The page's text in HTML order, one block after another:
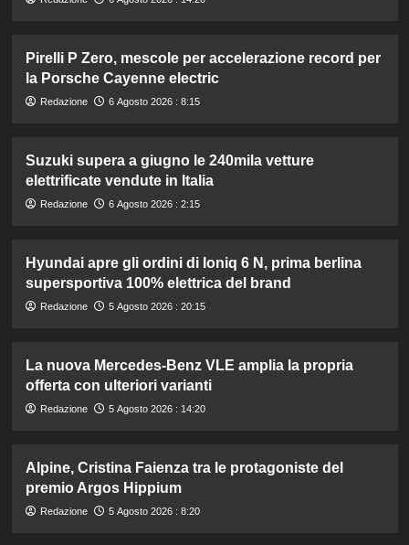
Pirelli P Zero, mescole per accelerazione record per
la Porsche Cayenne electric
Redazione 6 Agosto 2026 : 8:15
Suzuki supera a giugno le 240mila vetture
elettrificate vendute in Italia
Redazione 6 Agosto 2026 : 2:15
Hyundai apre gli ordini di Ioniq 6 N, prima berlina
supersportiva 100% elettrica del brand
Redazione 5 Agosto 2026 : 20:15
La nuova Mercedes-Benz VLE amplia la propria
offerta con ulteriori varianti
Redazione 5 Agosto 2026 : 14:20
Alpine, Cristina Faienza tra le protagoniste del
premio Argos Hippium
Redazione 5 Agosto 2026 : 8:20